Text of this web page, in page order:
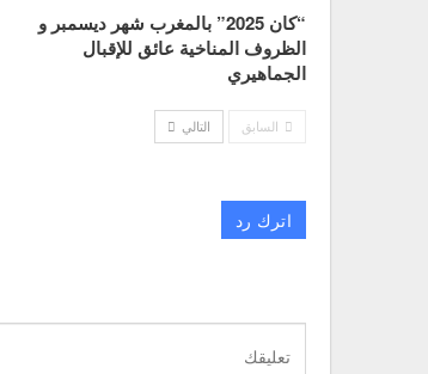
“كان 2025” بالمغرب شهر ديسمبر و
الظروف المناخية عائق للإقبال
الجماهيري
السابق التالي
اترك رد